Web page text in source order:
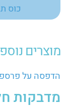
כוס
מוצרים
הדפסה על
מדבקות